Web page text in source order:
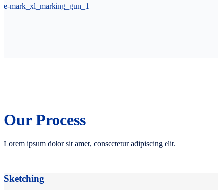
e-mark_xl_marking_gun_1
Our Process
Lorem ipsum dolor sit amet, consectetur adipiscing elit.
Sketching